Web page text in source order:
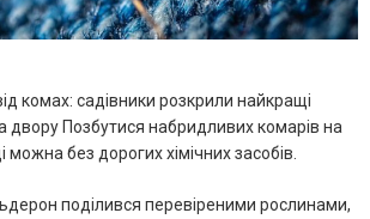
комах: садівники розкрили найкращі
двору Позбутися набридливих комарів на
можна без дорогих хімічних засобів.
поділився перевіреними рослинами,